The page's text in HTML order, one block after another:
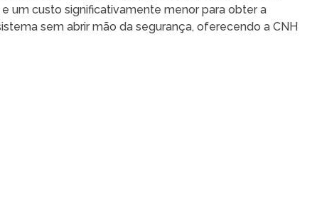
um custo significativamente menor para obter a
sem abrir mão da segurança, oferecendo a CNH